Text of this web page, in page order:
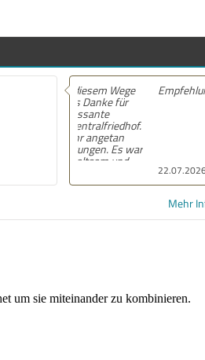
Empfehlung! 5 von 5
Mehr
um sie miteinander zu kombinieren.